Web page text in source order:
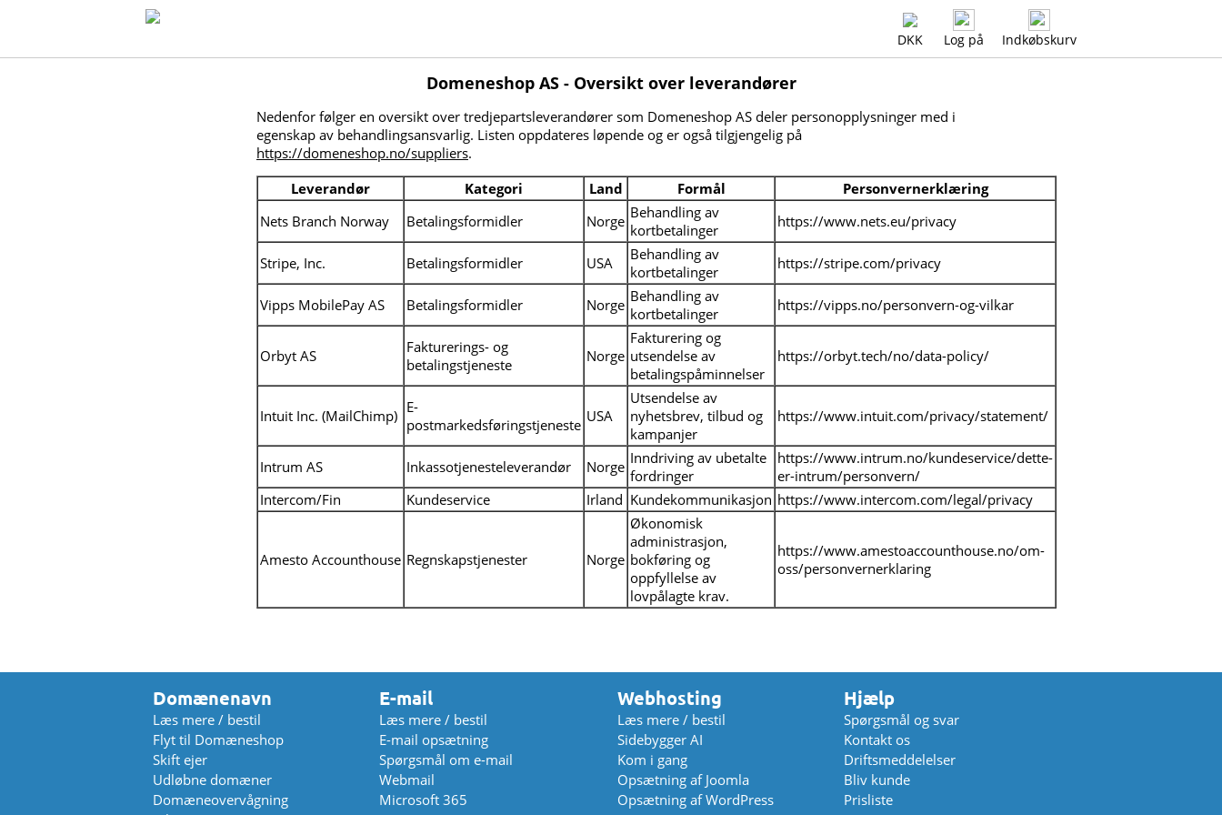
DKK Log på Indkøbskurv
Domeneshop AS - Oversikt over leverandører
Nedenfor følger en oversikt over tredjepartsleverandører som Domeneshop AS deler personopplysninger med i
egenskap av behandlingsansvarlig. Listen oppdateres løpende og er også tilgjengelig på
https://domeneshop.no/suppliers.
Leverandør
Kategori Land Formål
Personvernerklæring
Nets Branch Norway
Betalingsformidler Norge Behandling av
kortbetalinger
https://www.nets.eu/privacy
Stripe, Inc. Betalingsformidler USA
Behandling av
kortbetalinger
https://stripe.com/privacy
Vipps MobilePay AS Betalingsformidler Norge Behandling av
kortbetalinger
https://vipps.no/personvern-og-vilkar
Orbyt AS
Fakturerings- og
betalingstjeneste
Norge
Fakturering og
utsendelse av
betalingspåminnelser
https://orbyt.tech/no/data-policy/
Intuit Inc. (MailChimp) E-
postmarkedsføringstjeneste USA
Utsendelse av
nyhetsbrev, tilbud og
kampanjer
https://www.intuit.com/privacy/statement/
Intrum AS Inkassotjenesteleverandør Norge Inndriving av ubetalte
fordringer
https://www.intrum.no/kundeservice/dette-
er-intrum/personvern/
Intercom/Fin
Kundeservice Irland Kundekommunikasjon https://www.intercom.com/legal/privacy
Amesto Accounthouse Regnskapstjenester Norge
Økonomisk
administrasjon,
bokføring og
oppfyllelse av
lovpålagte krav.
https://www.amestoaccounthouse.no/om-
oss/personvernerklaring
Domænenavn
Læs mere / bestil
Flyt til Domæneshop
Skift ejer
Udløbne domæner
Domæneovervågning
E-mail
Læs mere / bestil
E-mail opsætning
Spørgsmål om e-mail
Webmail
Microsoft 365
Webhosting
Læs mere / bestil
Sidebygger AI
Kom i gang
Opsætning af Joomla
Opsætning af WordPress
Hjælp
Spørgsmål og svar
Kontakt os
Driftsmeddelelser
Bliv kunde
Prisliste